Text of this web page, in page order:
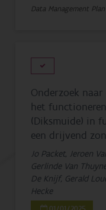
Data Management Plan
Onderzoek
het
(Diksmuide) in
een drijvend
Jo Packet, Jeroen
Gerlinde Van
De Knijf, Gerald
Hecke